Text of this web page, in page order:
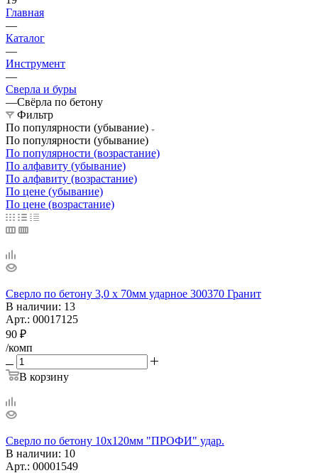
Главная
—
Каталог
—
Инструмент
—
Сверла и буры
—Свёрла по бетону
Фильтр
По популярности (убывание)
По популярности (убывание)
По популярности (возрастание)
По алфавиту (убывание)
По алфавиту (возрастание)
По цене (убывание)
По цене (возрастание)
Сверло по бетону 3,0 х 70мм ударное 300370 Гранит
В наличии: 13
Арт.: 00017125
90 ₽
/комп
В корзину
Сверло по бетону 10х120мм "ПРОФИ" удар.
В наличии: 10
Арт.: 00001549